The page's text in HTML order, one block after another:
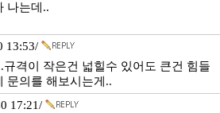
나는데..
13:53/
격이 작은건 넓힐수 있어도 큰건 힘들
문의를 해보시는게..
17:21/